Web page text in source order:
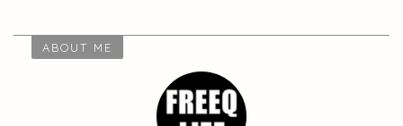
ABOUT ME